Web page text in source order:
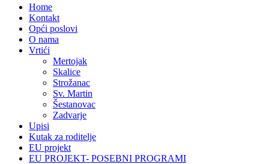
Home
Kontakt
Opći poslovi
O nama
Vrtići
Mertojak
Skalice
Strožanac
Sv. Martin
Šestanovac
Zadvarje
Upisi
Kutak za roditelje
EU projekt
EU PROJEKT- POSEBNI PROGRAMI